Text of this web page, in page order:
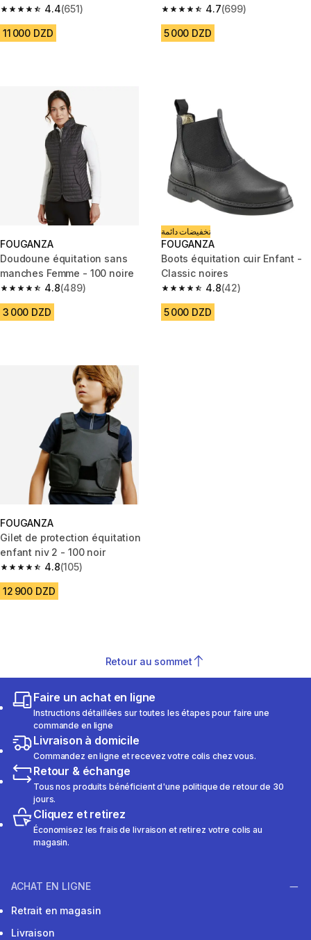
4.4
4.4 out of 5 stars from 651 reviews
(651)
11 000 DZD
4.7
4.7 out of 5 stars from 699
(699)
5 000 DZD
FOUGANZA
Doudoune équitation sans
manches Femme - 100 noire
4.8
4.8 out of 5 stars from 489 reviews
(489)
3 000 DZD
تخفيضات دائمة
FOUGANZA
Boots équitation cuir Enfant -
Classic noires
4.8
4.8 out of 5 stars from 42
(42)
5 000 DZD
FOUGANZA
Gilet de protection équitation
enfant niv 2 - 100 noir
4.8
4.8 out of 5 stars from 105 reviews
(105)
12 900 DZD
Retour au sommet
Faire un achat en ligne
Instructions détaillées sur toutes les étapes pour faire une
commande en ligne
Livraison à domicile
Commandez en ligne et recevez votre colis chez vous.
Retour & échange
Tous nos produits bénéficient d'une politique de retour de 30
jours.
Cliquez et retirez
Économisez les frais de livraison et retirez votre colis au
magasin.
ACHAT EN LIGNE
Retrait en magasin
Livraison